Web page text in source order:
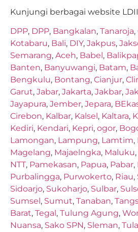
Kunjungi berbagai website LDII
DPP, DPP, Bangkalan, Tanaroja,
Kotabaru, Bali, DIY, Jakpus,
Semarang, Aceh, Babel ,
Banten, Banyuwangi, Batam,
Bengkulu, Bontang, Cianjur,
Garut, Jabar, Jakarta, Jakbar,
Jayapura, Jember, Jepara,
Cirebon, Kalbar, Kalsel , Kaltara,
Kediri, Kendari, Kepri, ogor,
Lamongan, Lampung, Lamtim,
Magelang, Majaelngka, Maluku,
NTT, Pamekasan, Papua, Pabar,
Purbalingga, Purwokerto, Riau,
Sidoarjo, Sukoharjo, Sulbar,
Sumsel , Sumut, Tanaban,
Barat, Tegal , Tulung Agung,
Nuansa, Sako SPN, Sleman,